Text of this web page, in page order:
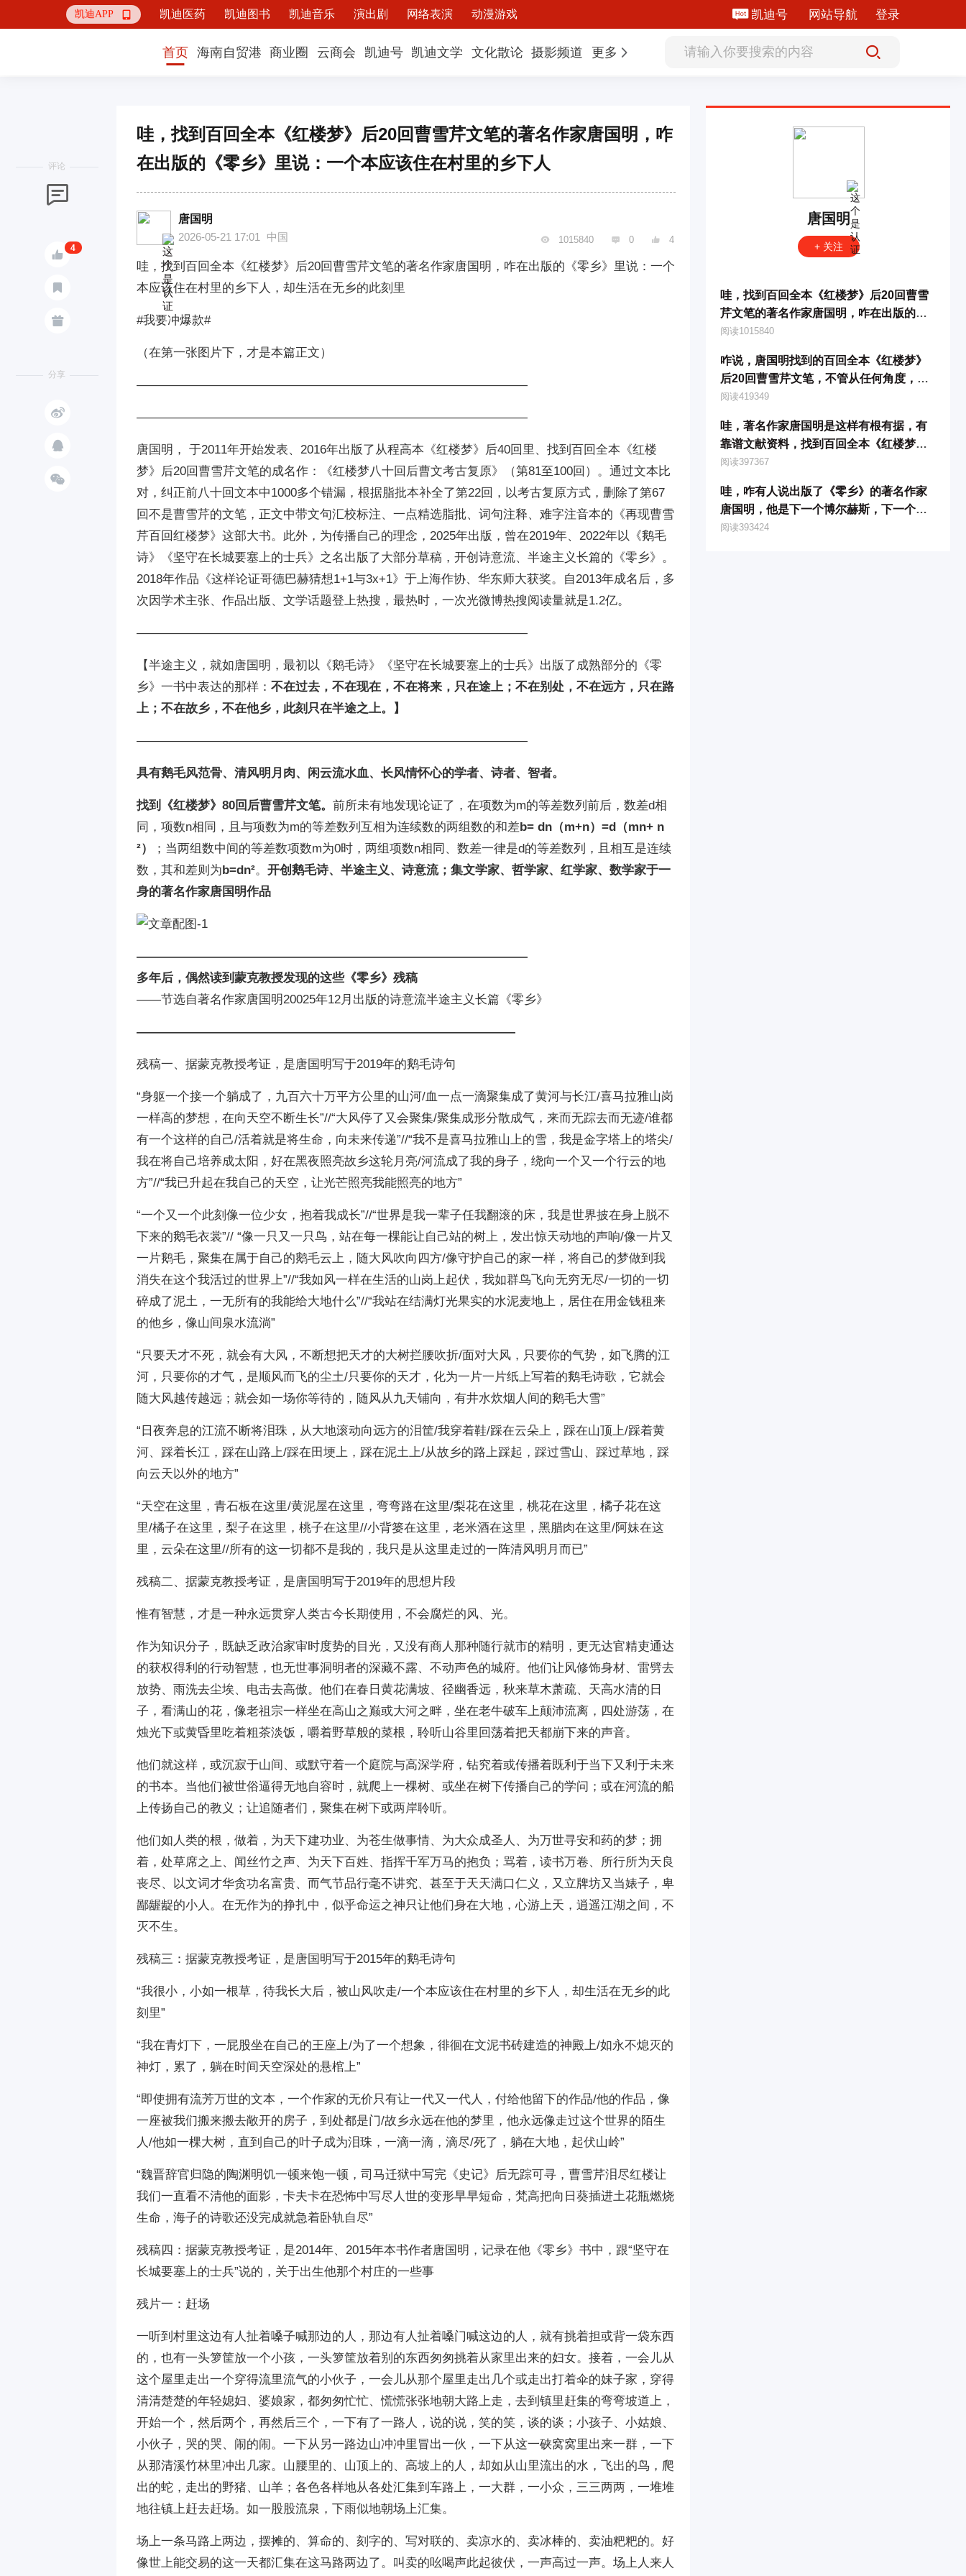
凯迪APP  凯迪医药 凯迪图书 凯迪音乐 演出剧 网络表演 动漫游戏 凯迪号 网站导航 登录
首页 海南自贸港 商业圈 云商会 凯迪号 凯迪文学 文化散论 摄影频道 更多
评论

 4

分享



哇，找到百回全本《红楼梦》后20回曹雪芹文笔的著名作家唐国明，咋
在出版的《零乡》里说：一个本应该住在村里的乡下人
唐国明
2026-05-21 17:01
中国  1015840  0  4
哇，找到百回全本《红楼梦》后20回曹雪芹文笔的著名作家唐国明，咋在出版的《零乡》里说： 一个
本应该住在村里的乡下人，却生活在无乡的此刻里
#我要冲爆款#
（在第一张图片下，才是本篇正文）
————————————————————————————————
————————————————————————————————
唐国明， 于2011年开始发表、2016年出版了从程高本《红楼梦》后40回里、找到百回全本《红楼
梦》后20回曹雪芹文笔的成名作：《红楼梦八十回后曹文考古复原》（第81至100回）。通过文本比
对，纠正前八十回文本中1000多个错漏，根据脂批本补全了第22回，以考古复原方式，删除了第67
回不是曹雪芹的文笔，正文中带文句汇校标注、一点精选脂批、词句注释、难字注音本的《再现曹雪
芹百回红楼梦》这部大书。此外，为传播自己的理念，2025年出版，曾在2019年、2022年以《鹅毛
诗》《坚守在长城要塞上的士兵》之名出版了大部分草稿，开创诗意流、半途主义长篇的《零乡》。
2018年作品《这样论证哥德巴赫猜想1+1与3x+1》于上海作协、华东师大获奖。自2013年成名后，多
次因学术主张、作品出版、文学话题登上热搜，最热时，一次光微博热搜阅读量就是1.2亿。
————————————————————————————————
【半途主义，就如唐国明，最初以《鹅毛诗》《坚守在长城要塞上的士兵》出版了成熟部分的《零
乡》一书中表达的那样： 不在过去，不在现在，不在将来，只在途上；不在别处，不在远方，只在路
上；不在故乡，不在他乡，此刻只在半途之上。】
————————————————————————————————
具有鹅毛风范骨、清风明月肉、闲云流水血、长风情怀心的学者、诗者、智者。
找到《红楼梦》80回后曹雪芹文笔。 前所未有地发现论证了，在项数为m的等差数列前后，数差d相
同，项数n相同，且与项数为m的等差数列互相为连续数的两组数的和差b= dn（m+n）=d（mn+ n
²）
；当两组数中间的等差数项数m为0时，两组项数n相同、数差一律是d的等差数列，且相互是连续
数，其和差则为b=dn²。 开创鹅毛诗、半途主义、诗意流；集文学家、哲学家、红学家、数学家于一
身的著名作家唐国明作品
————————————————————————————————
多年后，偶然读到蒙克教授发现的这些《零乡》残稿
——节选自著名作家唐国明20025年12月出版的诗意流半途主义长篇《零乡》
———————————————————————————————
残稿一、据蒙克教授考证，是唐国明写于2019年的鹅毛诗句
“身躯一个接一个躺成了，九百六十万平方公里的山河/血一点一滴聚集成了黄河与长江/喜马拉雅山岗
一样高的梦想，在向天空不断生长”//“大风停了又会聚集/聚集成形分散成气，来而无踪去而无迹/谁都
有一个这样的自己/活着就是将生命，向未来传递”//“我不是喜马拉雅山上的雪，我是金字塔上的塔尖/
我在将自己培养成太阳，好在黑夜照亮故乡这轮月亮/河流成了我的身子，绕向一个又一个行云的地
方”//“我已升起在我自己的天空，让光芒照亮我能照亮的地方”
“一个又一个此刻像一位少女，抱着我成长”//“世界是我一辈子任我翻滚的床，我是世界披在身上脱不
下来的鹅毛衣裳”// “像一只又一只鸟，站在每一棵能让自己站的树上，发出惊天动地的声响/像一片又
一片鹅毛，聚集在属于自己的鹅毛云上，随大风吹向四方/像守护自己的家一样，将自己的梦做到我
消失在这个我活过的世界上”//“我如风一样在生活的山岗上起伏，我如群鸟飞向无穷无尽/一切的一切
碎成了泥土，一无所有的我能给大地什么”//“我站在结满灯光果实的水泥麦地上，居住在用金钱租来
的他乡，像山间泉水流淌”
“只要天才不死，就会有大风，不断想把天才的大树拦腰吹折/面对大风，只要你的气势，如飞腾的江
河，只要你的才气，是顺风而飞的尘土/只要你的天才，化为一片一片纸上写着的鹅毛诗歌，它就会
随大风越传越远；就会如一场你等待的，随风从九天铺向，有井水炊烟人间的鹅毛大雪”
“日夜奔息的江流不断将泪珠，从大地滚动向远方的泪筐/我穿着鞋/踩在云朵上，踩在山顶上/踩着黄
河、踩着长江，踩在山路上/踩在田埂上，踩在泥土上/从故乡的路上踩起，踩过雪山、踩过草地，踩
向云天以外的地方”
“天空在这里，青石板在这里/黄泥屋在这里，弯弯路在这里/梨花在这里，桃花在这里，橘子花在这
里/橘子在这里，梨子在这里，桃子在这里//小背篓在这里，老米酒在这里，黑腊肉在这里/阿妹在这
里，云朵在这里//所有的这一切都不是我的，我只是从这里走过的一阵清风明月而已”
残稿二、据蒙克教授考证，是唐国明写于2019年的思想片段
惟有智慧，才是一种永远贯穿人类古今长期使用，不会腐烂的风、光。
作为知识分子，既缺乏政治家审时度势的目光，又没有商人那种随行就市的精明，更无达官精吏通达
的获权得利的行动智慧，也无世事洞明者的深藏不露、不动声色的城府。他们让风修饰身材、雷劈去
放势、雨洗去尘埃、电击去高傲。他们在春日黄花满坡、径幽香远，秋来草木萧疏、天高水清的日
子，看满山的花，像老祖宗一样坐在高山之巅或大河之畔，坐在老牛破车上颠沛流离，四处游荡，在
烛光下或黄昏里吃着粗茶淡饭，嚼着野草般的菜根，聆听山谷里回荡着把天都崩下来的声音。
他们就这样，或沉寂于山间、或默守着一个庭院与高深学府，钻究着或传播着既利于当下又利于未来
的书本。当他们被世俗逼得无地自容时，就爬上一棵树、或坐在树下传播自己的学问；或在河流的船
上传扬自己的教义；让追随者们，聚集在树下或两岸聆听。
他们如人类的根，做着，为天下建功业、为苍生做事情、为大众成圣人、为万世寻安和药的梦；拥
着，处草席之上、闻丝竹之声、为天下百姓、指挥千军万马的抱负；骂着，读书万卷、所行所为天良
丧尽、以文词才华贪功名富贵、而气节品行毫不讲究、甚至于天天满口仁义，又立牌坊又当婊子，卑
鄙龌龊的小人。在无作为的挣扎中，似乎命运之神只让他们身在大地，心游上天，逍遥江湖之间，不
灭不生。
残稿三：据蒙克教授考证，是唐国明写于2015年的鹅毛诗句
“我很小，小如一根草，待我长大后，被山风吹走/一个本应该住在村里的乡下人，却生活在无乡的此
刻里”
“我在青灯下，一屁股坐在自己的王座上/为了一个想象，徘徊在文泥书砖建造的神殿上/如永不熄灭的
神灯，累了，躺在时间天空深处的悬棺上”
“即使拥有流芳万世的文本，一个作家的无价只有让一代又一代人，付给他留下的作品/他的作品，像
一座被我们搬来搬去敞开的房子，到处都是门/故乡永远在他的梦里，他永远像走过这个世界的陌生
人/他如一棵大树，直到自己的叶子成为泪珠，一滴一滴，滴尽/死了，躺在大地，起伏山岭”
“魏晋辞官归隐的陶渊明饥一顿来饱一顿，司马迁狱中写完《史记》后无踪可寻，曹雪芹泪尽红楼让
我们一直看不清他的面影，卡夫卡在恐怖中写尽人世的变形早早短命，梵高把向日葵插进土花瓶燃烧
生命，海子的诗歌还没完成就急着卧轨自尽”
残稿四：据蒙克教授考证，是2014年、2015年本书作者唐国明，记录在他《零乡》书中，跟“坚守在
长城要塞上的士兵”说的，关于出生他那个村庄的一些事
残片一：赶场
一听到村里这边有人扯着嗓子喊那边的人，那边有人扯着嗓门喊这边的人，就有挑着担或背一袋东西
的，也有一头箩筐放一个小孩，一头箩筐放着别的东西匆匆挑着从家里出来的妇女。接着，一会儿从
这个屋里走出一个穿得流里流气的小伙子，一会儿从那个屋里走出几个或走出打着伞的妹子家，穿得
清清楚楚的年轻媳妇、婆娘家，都匆匆忙忙、慌慌张张地朝大路上走，去到镇里赶集的弯弯坡道上，
开始一个，然后两个，再然后三个，一下有了一路人，说的说，笑的笑，谈的谈；小孩子、小姑娘、
小伙子，哭的哭、闹的闹。一下从另一路边山冲冲里冒出一伙，一下从这一硖窝窝里出来一群，一下
从那清溪竹林里冲出几家。山腰里的、山顶上的、高坡上的人，却如从山里流出的水，飞出的鸟，爬
出的蛇，走出的野猪、山羊；各色各样地从各处汇集到车路上，一大群，一小众，三三两两，一堆堆
地往镇上赶去赶场。如一股股流泉，下雨似地朝场上汇集。
场上一条马路上两边，摆摊的、算命的、刻字的、写对联的、卖凉水的、卖冰棒的、卖油粑粑的。好
像世上能交易的这一天都汇集在这马路两边了。叫卖的吆喝声此起彼伏，一声高过一声。场上人来人
唐国明
+ 关注
哇，找到百回全本《红楼梦》后20回曹雪
芹文笔的著名作家唐国明，咋在出版的
《零乡》里说：一个本应该住在村里的乡
阅读1015840
咋说，唐国明找到的百回全本《红楼梦》
后20回曹雪芹文笔，不管从任何角度，超
越了包括程本后40回在内所有的本本
阅读419349
哇，著名作家唐国明是这样有根有据，有
靠谱文献资料，找到百回全本《红楼梦》
后20回曹雪芹文笔的
阅读397367
哇，咋有人说出版了《零乡》的著名作家
唐国明，他是下一个博尔赫斯，下一个马
尔克斯，下一个福克纳
阅读393424